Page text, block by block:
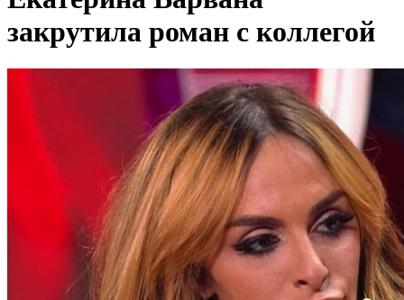
закрутила роман с коллегой